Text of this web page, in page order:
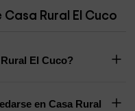
Rural El Cuco
El Cuco?
en Casa Rural